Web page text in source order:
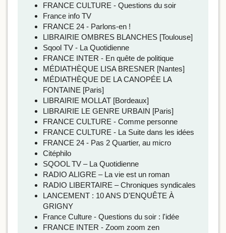
FRANCE CULTURE - Questions du soir
France info TV
FRANCE 24 - Parlons-en !
LIBRAIRIE OMBRES BLANCHES [Toulouse]
Sqool TV - La Quotidienne
FRANCE INTER - En quête de politique
MÉDIATHÈQUE LISA BRESNER [Nantes]
MÉDIATHÈQUE DE LA CANOPÉE LA
FONTAINE [Paris]
LIBRAIRIE MOLLAT [Bordeaux]
LIBRAIRIE LE GENRE URBAIN [Paris]
FRANCE CULTURE - Comme personne
FRANCE CULTURE - La Suite dans les idées
FRANCE 24 - Pas 2 Quartier, au micro
Citéphilo
SQOOL TV – La Quotidienne
RADIO ALIGRE – La vie est un roman
RADIO LIBERTAIRE – Chroniques syndicales
LANCEMENT : 10 ANS D'ENQUÊTE À
GRIGNY
France Culture - Questions du soir : l'idée
FRANCE INTER - Zoom zoom zen